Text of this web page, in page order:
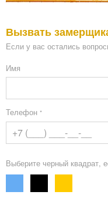
Вызвать
Если у вас остались
Имя
Телефон *
Выберите черный квадрат,